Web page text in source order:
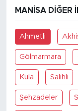
MANISA DIĞER
Ahmetli
Gölmarmara
Kula Salihli
Şehzadeler